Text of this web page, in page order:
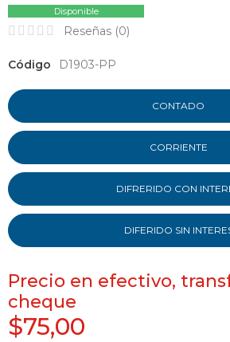
Disponible
Reseñas (0)
Código D1903-PP
CONTADO
CORRIENTE
DIFRERIDO CON
DIFERIDO SIN
Precio en efectivo,
cheque
$75,00